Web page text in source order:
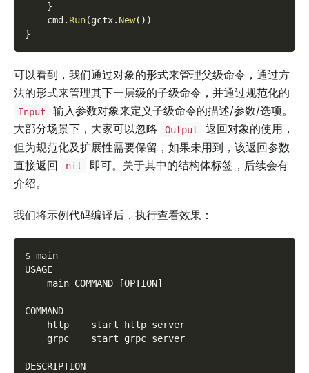
}
    cmd
. Run(gctx. New( ) )
}
可以看到，我们通过对象的形式来管理父级命令，通过方
法的形式来管理其下一层级的子级命令，并通过规范化的
Input
输入参数对象来定义子级命令的描述/参数/选项。
大部分场景下，大家可以忽略
Output
返回对象的使用，
但为规范化及扩展性需要保留，如果未用到，该返回参数
直接返回
nil
即可。关于其中的结构体标签，后续会有
介绍。
我们将示例代码编译后，执行查看效果：
$ main
USAGE
    main COMMAND
[OPTION]
COMMAND
    http    start http server
    grpc    start grpc server
DESCRIPTION